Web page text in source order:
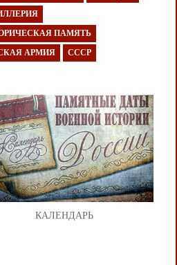
ПАМЯТЬ
АРМИЯ СССР
КАЛЕНДАРЬ